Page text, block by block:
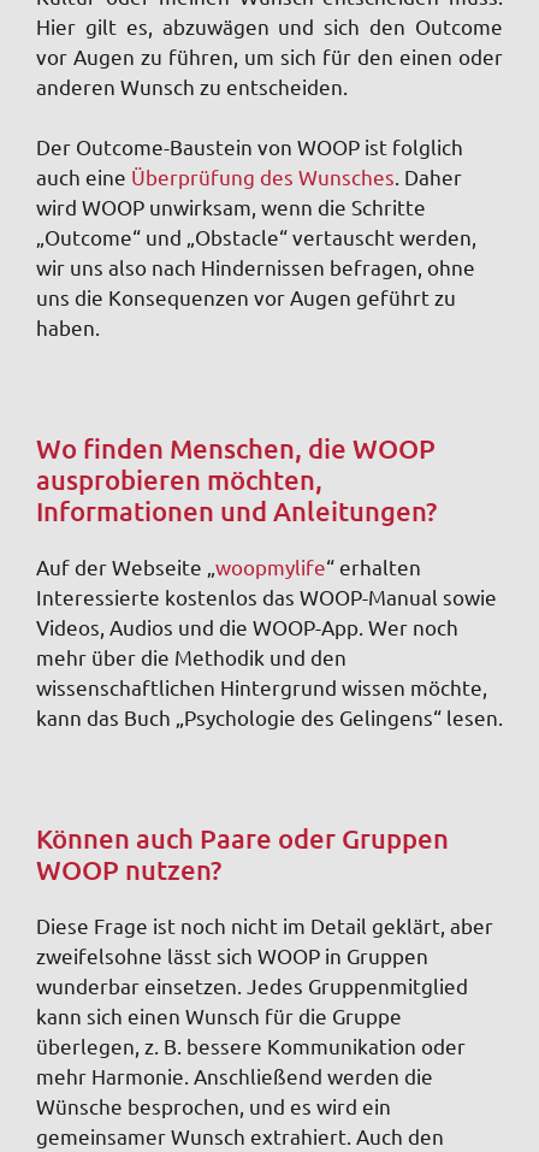
Hier gilt es, abzuwägen und sich den Outcome
vor Augen zu führen, um sich für den einen oder
anderen Wunsch zu entscheiden.
Der Outcome-Baustein von WOOP ist folglich
auch eine Überprüfung des Wunsches. Daher
wird WOOP unwirksam, wenn die Schritte
„Outcome“ und „Obstacle“ vertauscht werden,
wir uns also nach Hindernissen befragen, ohne
uns die Konsequenzen vor Augen geführt zu
haben.
Wo finden Menschen, die WOOP
ausprobieren möchten,
Informationen und Anleitungen?
Auf der Webseite „woopmylife“ erhalten
Interessierte kostenlos das WOOP-Manual sowie
Videos, Audios und die WOOP-App. Wer noch
mehr über die Methodik und den
wissenschaftlichen Hintergrund wissen möchte,
kann das Buch „Psychologie des Gelingens“ lesen.
Können auch Paare oder Gruppen
WOOP nutzen?
Diese Frage ist noch nicht im Detail geklärt, aber
zweifelsohne lässt sich WOOP in Gruppen
wunderbar einsetzen. Jedes Gruppenmitglied
kann sich einen Wunsch für die Gruppe
überlegen, z. B. bessere Kommunikation oder
mehr Harmonie. Anschließend werden die
Wünsche besprochen, und es wird ein
gemeinsamer Wunsch extrahiert. Auch den